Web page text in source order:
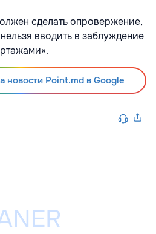
сделать опровержение,
вводить в заблуждение
новости Point.md в Google